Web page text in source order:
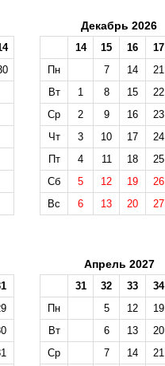
Декабрь 2026
14 15 16 17
Пн
7 14 21
Вт
1 8 15 22
Ср
2 9 16 23
Чт
3 10 17 24
Пт
4 11 18
25
Сб
5 12 19
26
Вс
6 13 20 27
Апрель 2027
31 32 33 34
Пн
5 12 19
Вт
6 13 20
Ср
7 14 21